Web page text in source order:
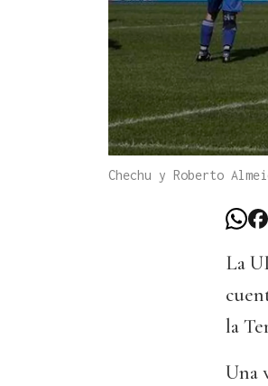
Chechu y Roberto
La
la
Una